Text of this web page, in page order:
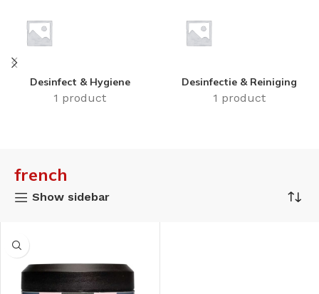
Desinfect & Hygiene
1 product
Desinfectie & Reiniging
1 product
french
Show sidebar